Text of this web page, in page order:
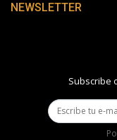
NEWSLETTER
Subscribe